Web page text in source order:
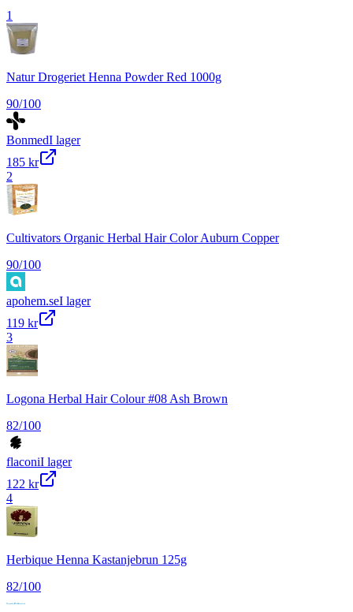
1
Natur Drogeriet Henna Powder Red 1000g
90/100
BonmedI lager
185 kr
2
Cultivators Organic Herbal Hair Color Auburn Copper
90/100
apohem.seI lager
119 kr
3
Logona Herbal Hair Colour #08 Ash Brown
82/100
flaconiI lager
122 kr
4
Herbique Henna Kastanjebrun 125g
82/100